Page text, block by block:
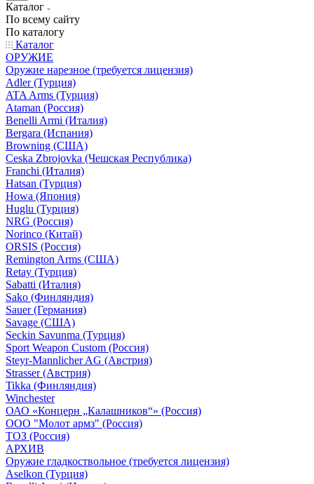
Каталог
По всему сайту
По каталогу
Каталог
ОРУЖИЕ
Оружие нарезное (требуется лицензия)
Adler (Турция)
ATA Arms (Турция)
Ataman (Россия)
Benelli Armi (Италия)
Bergara (Испания)
Browning (США)
Ceska Zbrojovka (Чешская Республика)
Franchi (Италия)
Hatsan (Турция)
Howa (Япония)
Huglu (Турция)
NRG (Россия)
Norinco (Китай)
ORSIS (Россия)
Remington Arms (США)
Retay (Турция)
Sabatti (Италия)
Sako (Финляндия)
Sauer (Германия)
Savage (США)
Seckin Savunma (Турция)
Sport Weapon Custom (Россия)
Steyr-Mannlicher AG (Австрия)
Strasser (Австрия)
Tikka (Финляндия)
Winchester
ОАО «Концерн „Калашников“» (Россия)
ООО "Молот армз" (Россия)
ТОЗ (Россия)
АРХИВ
Оружие гладкоствольное (требуется лицензия)
Aselkon (Турция)